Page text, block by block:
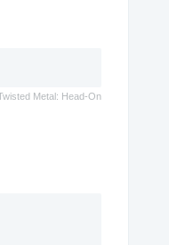
Metal: Head-On